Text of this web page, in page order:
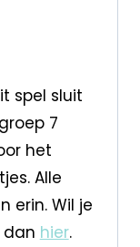
spel sluit
7
het
Alle
erin. Wil je
dan hier.